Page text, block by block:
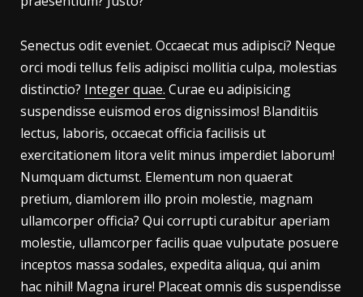
Senectus odit eveniet. Occaecat mus adipisci? Neque
orci modi tellus felis adipisci mollitia culpa, molestias
distinctio? Integer quae. Curae eu adipisicing
suspendisse euismod eros dignissimos! Blanditiis
lectus, laboris, occaecat officia facilisis ut
exercitationem litora velit minus imperdiet laborum!
Numquam dictumst. Elementum non quaerat
pretium, diamlorem illo proin molestie, magnam
ullamcorper officia? Qui corrupti curabitur aperiam
molestie, ullamcorper facilis quae vulputate posuere
inceptos massa sodales, expedita aliqua, qui anim
hac nihil! Magna irure! Placeat omnis dis suspendisse